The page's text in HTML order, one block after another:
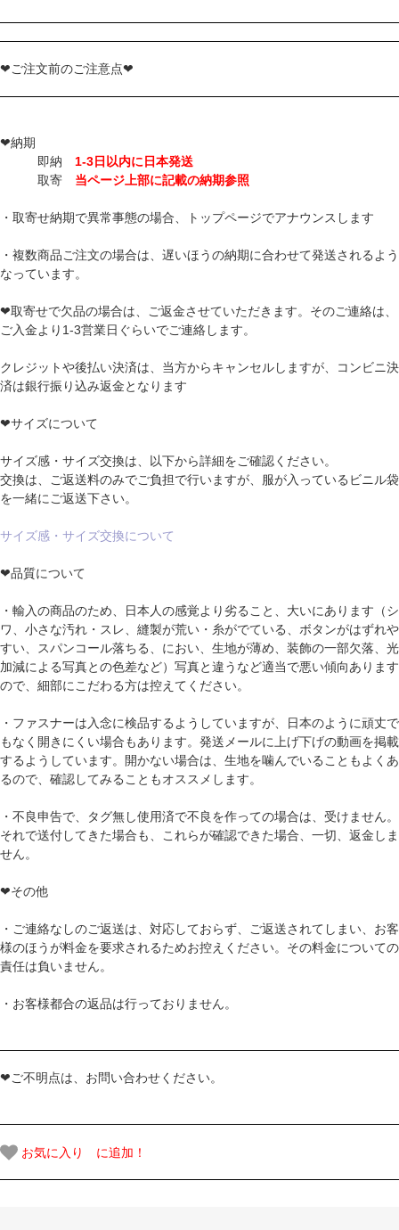
❤ご注文前のご注意点❤
❤納期
即納 1-3日以内に日本発送
取寄 当ページ上部に記載の納期参照
・取寄せ納期で異常事態の場合、トップページでアナウンスします
・複数商品ご注文の場合は、遅いほうの納期に合わせて発送されるよう
なっています。
❤取寄せで欠品の場合は、ご返金させていただきます。そのご連絡は、
ご入金より1-3営業日ぐらいでご連絡します。
クレジットや後払い決済は、当方からキャンセルしますが、コンビニ決
済は銀行振り込み返金となります
❤サイズについて
サイズ感・サイズ交換は、以下から詳細をご確認ください。
交換は、ご返送料のみでご負担で行いますが、服が入っているビニル袋
を一緒にご返送下さい。
サイズ感・サイズ交換について
❤品質について
・輸入の商品のため、日本人の感覚より劣ること、大いにあります（シ
ワ、小さな汚れ・スレ、縫製が荒い・糸がでている、ボタンがはずれや
すい、スパンコール落ちる、におい、生地が薄め、装飾の一部欠落、光
加減による写真との色差など）写真と違うなど適当で悪い傾向あります
ので、細部にこだわる方は控えてください。
・ファスナーは入念に検品するようしていますが、日本のように頑丈で
もなく開きにくい場合もあります。発送メールに上げ下げの動画を掲載
するようしています。開かない場合は、生地を噛んでいることもよくあ
るので、確認してみることもオススメします。
・不良申告で、タグ無し使用済で不良を作っての場合は、受けません。
それで送付してきた場合も、これらが確認できた場合、一切、返金しま
せん。
❤その他
・ご連絡なしのご返送は、対応しておらず、ご返送されてしまい、お客
様のほうが料金を要求されるためお控えください。その料金についての
責任は負いません。
・お客様都合の返品は行っておりません。
❤ご不明点は、お問い合わせください。
お気に入り に追加！